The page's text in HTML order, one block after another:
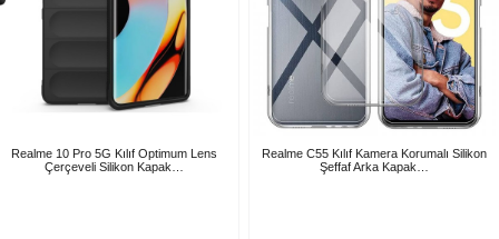
Realme 10 Pro 5G Kılıf Optimum Lens
Çerçeveli Silikon Kapak…
Realme C55 Kılıf Kamera Korumalı Silikon
Şeffaf Arka Kapak…